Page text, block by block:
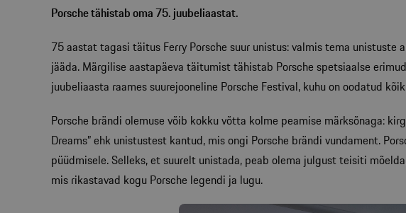
Porsche tähistab oma 75. juubeliaastat.
75 aastat tagasi täitus Ferry Porsche suur unistus: valmis tema
jääda. Märgilise aastapäeva täitumist tähistab Porsche spetsiaalse
juubeliaasta raames suurejooneline Porsche Festival, kuhu on oodatud
Porsche brändi olemuse võib kokku võtta kolme peamise märksõnaga:
Dreams” ehk unistustest kantud, mis ongi Porsche brändi vundament.
püüdmisele. Selleks, et suurelt unistada, peab olema julgust teisiti
mis rikastavad kogu Porsche legendi ja lugu.